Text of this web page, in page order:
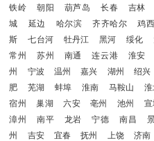
铁岭
朝阳 葫芦岛 长春 吉林
城
延边 哈尔滨 齐齐哈尔 鸡西
斯
七台河 牡丹江 黑河 绥化
常州
苏州 南通 连云港 淮安
州
宁波 温州 嘉兴 湖州 绍兴
肥
芜湖 蚌埠 淮南 马鞍山
宿州
巢湖 六安 亳州 池州
漳州
南平 龙岩 宁德 南昌
州
吉安 宜春 抚州 上饶 济南